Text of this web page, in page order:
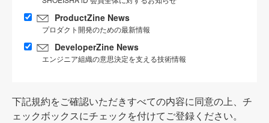
ProductZine News
プロダクト開発のための最新情報
DeveloperZine News
エンジニア組織の意思決定を支える技術情報
下記規約をご確認いただきすべての内容に同意の上、チ
ェックボックスにチェックを付けてご登録ください。